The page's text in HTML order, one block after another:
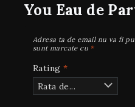
You Eau de
Adresa ta de email nu va fi
sunt marcate cu *
Rating *